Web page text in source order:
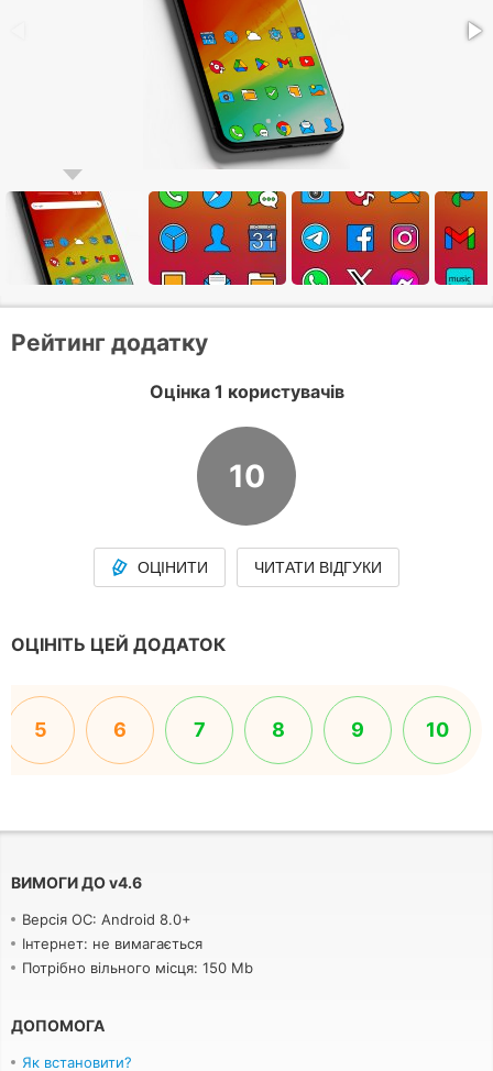
Рейтинг додатку
Оцінка 1 користувачів
10
ОЦІНИТИ ЧИТАТИ ВІДГУКИ
ОЦІНІТЬ ЦЕЙ ДОДАТОК
5 6 7 8 9 10
ВИМОГИ ДОv4.6
Версія ОС: Android 8.0+
Інтернет: не вимагається
Потрібно вільного місця: 150 Mb
ДОПОМОГА
Як встановити?